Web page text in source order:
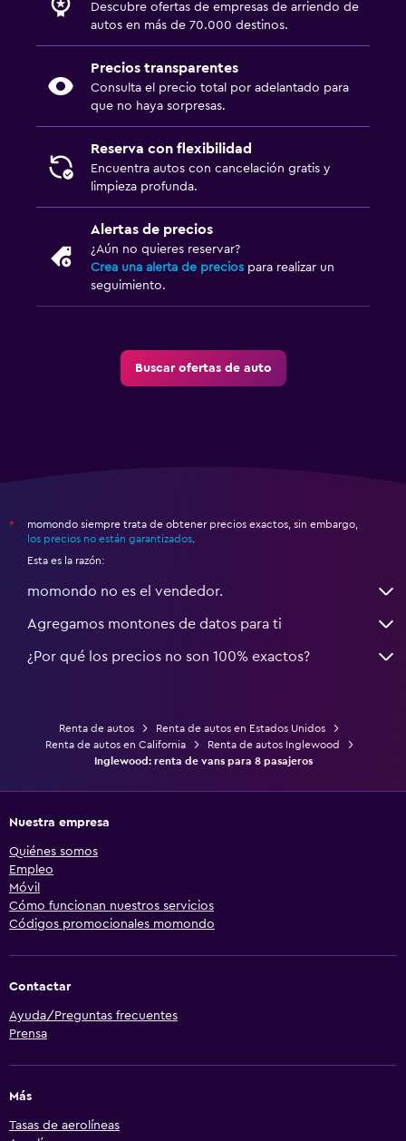
Descubre ofertas de empresas de arriendo de
autos en más de 70.000 destinos.
Precios transparentes
Consulta el precio total por adelantado para
que no haya sorpresas.
Reserva con flexibilidad
Encuentra autos con cancelación gratis y
limpieza profunda.
Alertas de precios
¿Aún no quieres reservar?
Crea una alerta de precios para realizar un
seguimiento.
Buscar ofertas de auto
*
momondo siempre trata de obtener precios exactos, sin embargo,
los precios no están garantizados.
Esta es la razón:
momondo no es el vendedor.
Agregamos montones de datos para ti
¿Por qué los precios no son 100% exactos?
Renta de autos
Renta de autos en Estados Unidos
Renta de autos en California
Renta de autos Inglewood
Inglewood: renta de vans para 8 pasajeros
Nuestra empresa
Quiénes somos
Empleo
Móvil
Cómo funcionan nuestros servicios
Códigos promocionales momondo
Contactar
Ayuda/Preguntas frecuentes
Prensa
Más
Tasas de aerolíneas